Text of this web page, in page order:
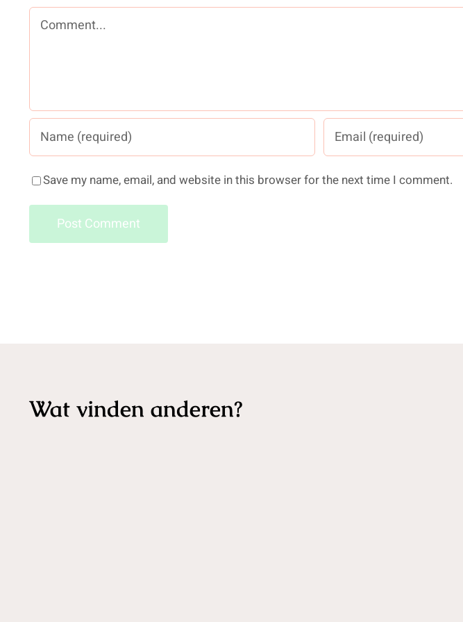
Comment
Save my name, email, and website in this browser for the next time I comment.
Wat vinden anderen?